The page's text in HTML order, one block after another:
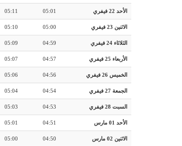
الأحد 22 فيفري 05:01
05:11
الاثنين 23 فيفري 05:00
05:10
الثلاثاء 24 فيفري 04:59
05:09
الأربعاء 25 فيفري 04:57
05:07
الخميس 26 فيفري 04:56
05:06
الجمعة 27 فيفري 04:54
05:04
السبت 28 فيفري 04:53
05:03
الأحد 01 مارس 04:51
05:01
الاثنين 02 مارس 04:50
05:00